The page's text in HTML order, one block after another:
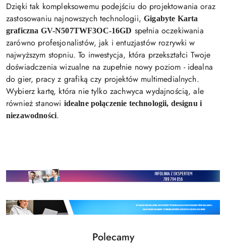
Dzięki tak kompleksowemu podejściu do projektowania oraz
zastosowaniu najnowszych technologii,Gigabyte Karta
graficzna GV-N507TWF3OC-16GD spełnia oczekiwania
zarówno profesjonalistów, jak i entuzjastów rozrywki w
najwyższym stopniu. To inwestycja, która przekształci Twoje
doświadczenia wizualne na zupełnie nowy poziom - idealna
do gier, pracy z grafiką czy projektów multimedialnych.
Wybierz kartę, która nie tylko zachwyca wydajnością, ale
również stanowi idealne połączenie technologii, designu i
niezawodności.
Pomiń karuzelę produktów
Produkty
Polecamy